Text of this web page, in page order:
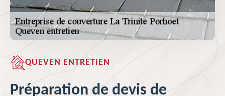
QUEVEN ENTRETIEN
Préparation de devis de